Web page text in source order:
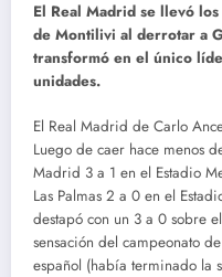
El Real Madrid se llevó
de Montilivi al derrotar a
transformó en el único
unidades.
El Real Madrid de Carlo
Luego de caer hace menos
Madrid 3 a 1 en el Estadio
Las Palmas 2 a 0 en el
destapó con un 3 a 0 sobre
sensación del campeonato
español (había terminado la